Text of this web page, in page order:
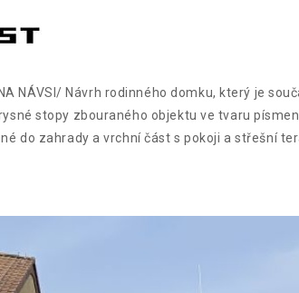
NA NÁVSI/ Návrh rodinného domku, který je
stopy zbouraného objektu ve tvaru
do zahrady a vrchní část s pokoji a střešní